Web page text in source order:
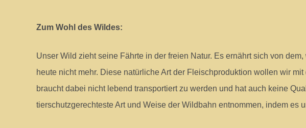
Zum Wohl des Wildes:
Unser Wild zieht seine Fährte in der freien Natur. Es ernährt sich von
heute nicht mehr. Diese natürliche Art der Fleischproduktion wollen wir
braucht dabei nicht lebend transportiert zu werden und hat auch keine
tierschutzgerechteste Art und Weise der Wildbahn entnommen, indem